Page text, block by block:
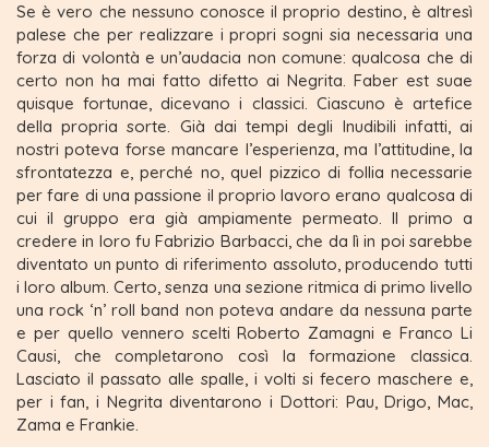
Se è vero che nessuno conosce il proprio destino, è altresì
palese che per realizzare i propri sogni sia necessaria una
forza di volontà e un’audacia non comune: qualcosa che di
certo non ha mai fatto difetto ai Negrita. Faber est suae
quisque fortunae, dicevano i classici. Ciascuno è artefice
della propria sorte. Già dai tempi degli Inudibili infatti, ai
nostri poteva forse mancare l’esperienza, ma l’attitudine, la
sfrontatezza e, perché no, quel pizzico di follia necessarie
per fare di una passione il proprio lavoro erano qualcosa di
cui il gruppo era già ampiamente permeato. Il primo a
credere in loro fu Fabrizio Barbacci, che da lì in poi sarebbe
diventato un punto di riferimento assoluto, producendo tutti
i loro album. Certo, senza una sezione ritmica di primo livello
una rock ‘n’ roll band non poteva andare da nessuna parte
e per quello vennero scelti Roberto Zamagni e Franco Li
Causi, che completarono così la formazione classica.
Lasciato il passato alle spalle, i volti si fecero maschere e,
per i fan, i Negrita diventarono i Dottori: Pau, Drigo, Mac,
Zama e Frankie.